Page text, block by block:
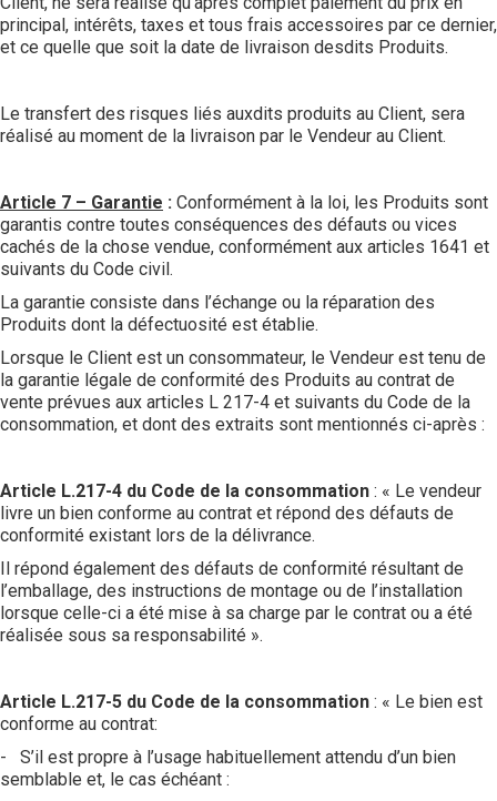
principal, intérêts, taxes et tous frais accessoires par ce dernier,
et ce quelle que soit la date de livraison desdits Produits.
Le transfert des risques liés auxdits produits au Client, sera
réalisé au moment de la livraison par le Vendeur au Client.
Article 7 – Garantie : Conformément à la loi, les Produits sont
garantis contre toutes conséquences des défauts ou vices
cachés de la chose vendue, conformément aux articles 1641 et
suivants du Code civil.
La garantie consiste dans l’échange ou la réparation des
Produits dont la défectuosité est établie.
Lorsque le Client est un consommateur, le Vendeur est tenu de
la garantie légale de conformité des Produits au contrat de
vente prévues aux articles L 217-4 et suivants du Code de la
consommation, et dont des extraits sont mentionnés ci-après :
Article L.217-4 du Code de la consommation : « Le vendeur
livre un bien conforme au contrat et répond des défauts de
conformité existant lors de la délivrance.
Il répond également des défauts de conformité résultant de
l’emballage, des instructions de montage ou de l’installation
lorsque celle-ci a été mise à sa charge par le contrat ou a été
réalisée sous sa responsabilité ».
Article L.217-5 du Code de la consommation : « Le bien est
conforme au contrat:
- S’il est propre à l’usage habituellement attendu d’un bien
semblable et, le cas échéant :